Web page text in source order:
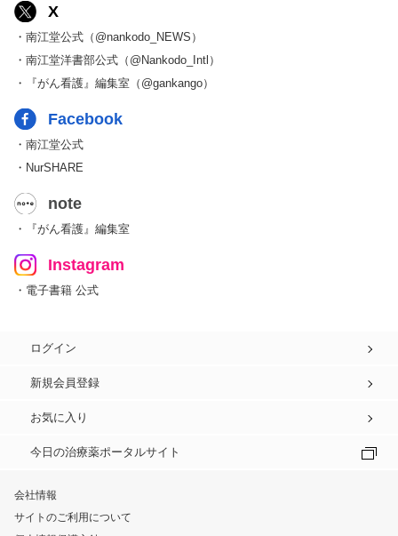
X
・南江堂公式（@nankodo_NEWS）
・南江堂洋書部公式（@Nankodo_Intl）
・『がん看護』編集室（@gankango）
Facebook
・南江堂公式
・NurSHARE
note
・『がん看護』編集室
Instagram
・電子書籍 公式
ログイン
新規会員登録
お気に入り
今日の治療薬ポータルサイト
会社情報
サイトのご利用について